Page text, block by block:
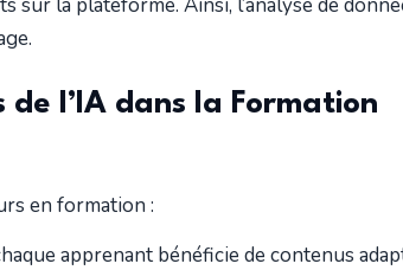
de l’IA dans la Formation
en formation :
apprenant bénéficie de contenus